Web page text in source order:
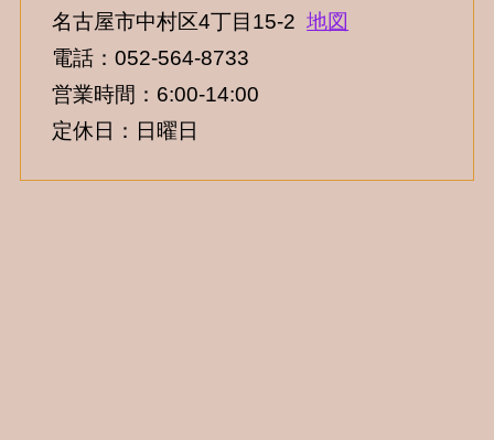
名古屋市中村区4丁目15-2地図
電話：052-564-8733
営業時間：6:00-14:00
定休日：日曜日